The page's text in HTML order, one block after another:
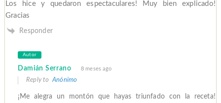
Los hice y quedaron espectaculares! Muy bien explicado!
Gracias
Responder
Autor
Damián Serrano 8 meses ago
Reply toAnónimo
¡Me alegra un montón que hayas triunfado con la receta!